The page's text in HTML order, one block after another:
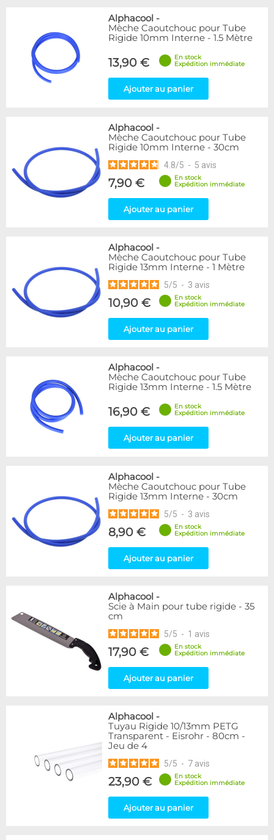
Alphacool -
Mèche Caoutchouc pour Tube
Rigide 10mm Interne - 1.5 Mètre
13,90 €
En stock
Expédition immédiate
Ajouter au panier
Alphacool -
Mèche Caoutchouc pour Tube
Rigide 10mm Interne - 30cm
4.8/5 - 5 avis
7,90 €
En stock
Expédition immédiate
Ajouter au panier
Alphacool -
Mèche Caoutchouc pour Tube
Rigide 13mm Interne - 1 Mètre
5/5 - 3 avis
10,90 €
En stock
Expédition immédiate
Ajouter au panier
Alphacool -
Mèche Caoutchouc pour Tube
Rigide 13mm Interne - 1.5 Mètre
16,90 €
En stock
Expédition immédiate
Ajouter au panier
Alphacool -
Mèche Caoutchouc pour Tube
Rigide 13mm Interne - 30cm
5/5 - 3 avis
8,90 €
En stock
Expédition immédiate
Ajouter au panier
Alphacool -
Scie à Main pour tube rigide - 35
cm
5/5 - 1 avis
17,90 €
En stock
Expédition immédiate
Ajouter au panier
Alphacool -
Tuyau Rigide 10/13mm PETG
Transparent - Eisrohr - 80cm -
Jeu de 4
5/5 - 7 avis
23,90 €
En stock
Expédition immédiate
Ajouter au panier